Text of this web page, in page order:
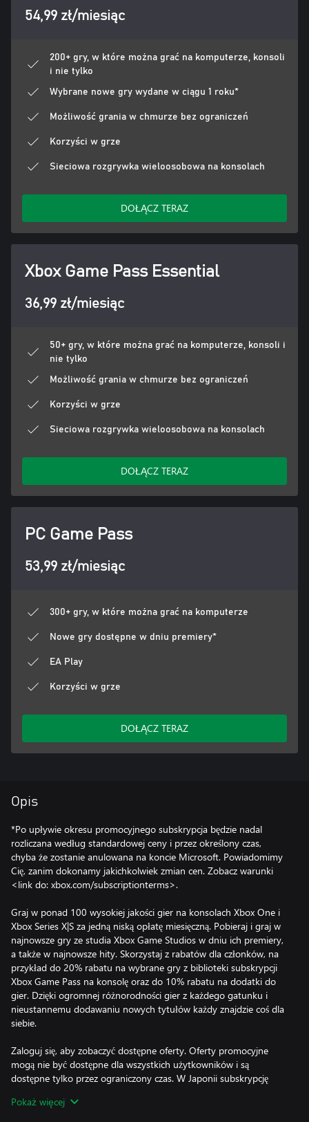
54,99 zł/miesiąc
200+ gry, w które można grać na komputerze, konsoli
i nie tylko
Wybrane nowe gry wydane w ciągu 1 roku*
Możliwość grania w chmurze bez ograniczeń
Korzyści w grze
Sieciowa rozgrywka wieloosobowa na konsolach
DOŁĄCZ TERAZ
Xbox Game Pass Essential
36,99 zł/miesiąc
50+ gry, w które można grać na komputerze, konsoli i
nie tylko
Możliwość grania w chmurze bez ograniczeń
Korzyści w grze
Sieciowa rozgrywka wieloosobowa na konsolach
DOŁĄCZ TERAZ
PC Game Pass
53,99 zł/miesiąc
300+ gry, w które można grać na komputerze
Nowe gry dostępne w dniu premiery*
EA Play
Korzyści w grze
DOŁĄCZ TERAZ
Opis
*Po upływie okresu promocyjnego subskrypcja będzie nadal
rozliczana według standardowej ceny i przez określony czas,
chyba że zostanie anulowana na koncie Microsoft. Powiadomimy
Cię, zanim dokonamy jakichkolwiek zmian cen. Zobacz warunki
<link do: xbox.com/subscriptionterms>.
Graj w ponad 100 wysokiej jakości gier na konsolach Xbox One i
Xbox Series X|S za jedną niską opłatę miesięczną. Pobieraj i graj w
najnowsze gry ze studia Xbox Game Studios w dniu ich premiery,
a także w najnowsze hity. Skorzystaj z rabatów dla członków, na
przykład do 20% rabatu na wybrane gry z biblioteki subskrypcji
Xbox Game Pass na konsolę oraz do 10% rabatu na dodatki do
gier. Dzięki ogromnej różnorodności gier z każdego gatunku i
nieustannemu dodawaniu nowych tytułów każdy znajdzie coś dla
siebie.
Zaloguj się, aby zobaczyć dostępne oferty. Oferty promocyjne
mogą nie być dostępne dla wszystkich użytkowników i są
dostępne tylko przez ograniczony czas. W Japonii subskrypcję
ukończyli 18 lat. Oferty nie obowiązują na terenie Rosji; mogą
Pokaż więcej